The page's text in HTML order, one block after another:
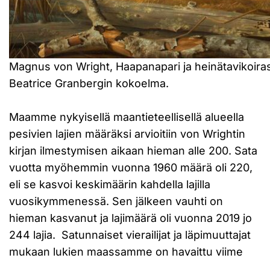
Magnus von Wright, Haapanapari ja
Beatrice Granbergin kokoelma.
Maamme nykyisellä maantieteellisellä alueella
pesivien lajien määräksi arvioitiin von Wrightin
kirjan ilmestymisen aikaan hieman alle 200. Sata
vuotta myöhemmin vuonna 1960 määrä oli 220,
eli se kasvoi keskimäärin kahdella lajilla
vuosikymmenessä. Sen jälkeen vauhti on
hieman kasvanut ja lajimäärä oli vuonna 2019 jo
244 lajia. Satunnaiset vierailijat ja läpimuuttajat
mukaan lukien maassamme on havaittu viime